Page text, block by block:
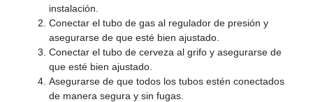
instalación.
Conectar el tubo de gas al regulador de presión y
asegurarse de que esté bien ajustado.
Conectar el tubo de cerveza al grifo y asegurarse de
que esté bien ajustado.
Asegurarse de que todos los tubos estén conectados
de manera segura y sin fugas.